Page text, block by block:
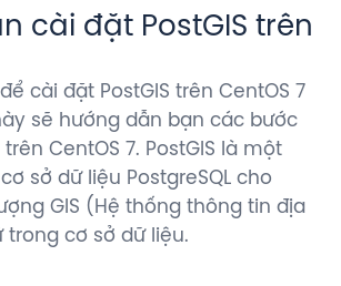
cài đặt PostGIS trên
cài đặt PostGIS trên CentOS 7
sẽ hướng dẫn bạn các bước
CentOS 7. PostGIS là một
sở dữ liệu PostgreSQL cho
GIS (Hệ thống thông tin địa
trong cơ sở dữ liệu.